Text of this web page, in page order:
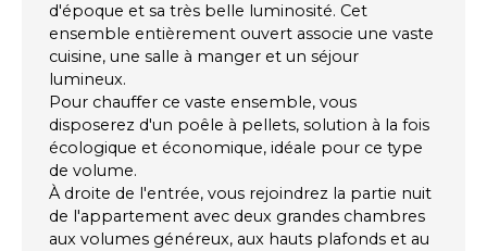
d'époque et sa très belle luminosité. Cet
ensemble entièrement ouvert associe une vaste
cuisine, une salle à manger et un séjour
lumineux.
Pour chauffer ce vaste ensemble, vous
disposerez d'un poêle à pellets, solution à la fois
écologique et économique, idéale pour ce type
de volume.
À droite de l'entrée, vous rejoindrez la partie nuit
de l'appartement avec deux grandes chambres
aux volumes généreux, aux hauts plafonds et au